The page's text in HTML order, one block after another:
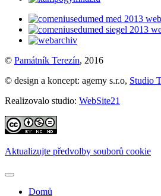
© Památník Terezín, 2016
© design a koncept: agemy s.r.o, Studio
Realizovalo studio: WebSite21
Aktualizujte předvolby souborů cookie
Domů